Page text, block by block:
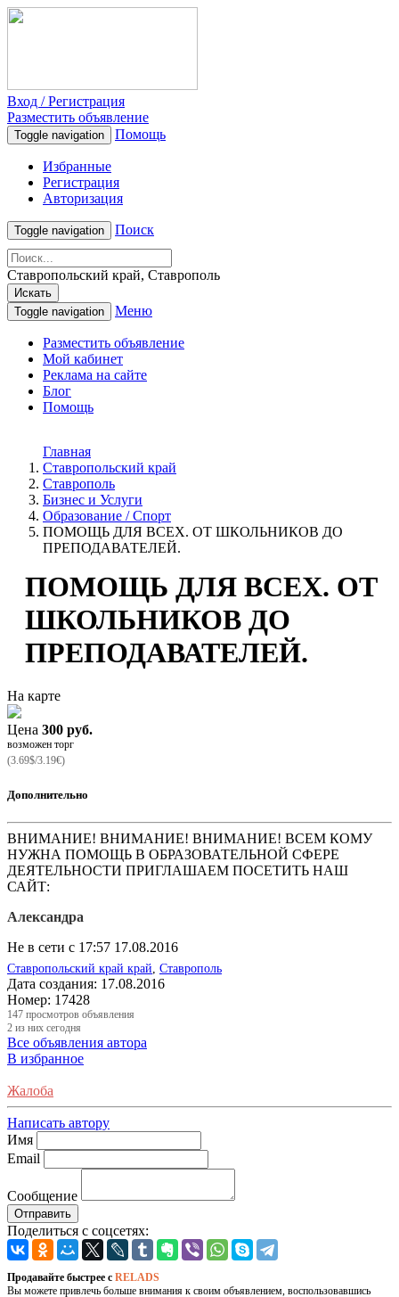
Вход / Регистрация
Разместить объявление
Toggle navigation Помощь
Избранные
Регистрация
Авторизация
Toggle navigation Поиск
Ставропольский край, Ставрополь
Искать
Toggle navigation
Меню
Разместить объявление
Мой кабинет
Реклама на сайте
Блог
Помощь
Главная
Ставропольский край
Ставрополь
Бизнес и Услуги
Образование / Спорт
ПОМОЩЬ ДЛЯ ВСЕХ. ОТ ШКОЛЬНИКОВ ДО
ПРЕПОДАВАТЕЛЕЙ.
ПОМОЩЬ ДЛЯ ВСЕХ. ОТ
ШКОЛЬНИКОВ ДО
ПРЕПОДАВАТЕЛЕЙ.
На карте
Цена 300 руб.
возможен торг
(3.69$/3.19€)
Дополнительно
ВНИМАНИЕ! ВНИМАНИЕ! ВНИМАНИЕ! ВСЕМ КОМУ
НУЖНА ПОМОЩЬ В ОБРАЗОВАТЕЛЬНОЙ СФЕРЕ
ДЕЯТЕЛЬНОСТИ ПРИГЛАШАЕМ ПОСЕТИТЬ НАШ
САЙТ:
Александра
Не в сети с 17:57 17.08.2016
Ставропольский край край Ставрополь
Дата создания: 17.08.2016
Номер: 17428
147 просмотров объявления
2 из них сегодня
Все объявления автора
В избранное
Жалоба
Написать автору
Имя
Email
Сообщение
Отправить
Поделиться с соцсетях:
Продавайте быстрее с RELADS
Вы можете привлечь больше внимания к своим объявлением, воспользовавшись